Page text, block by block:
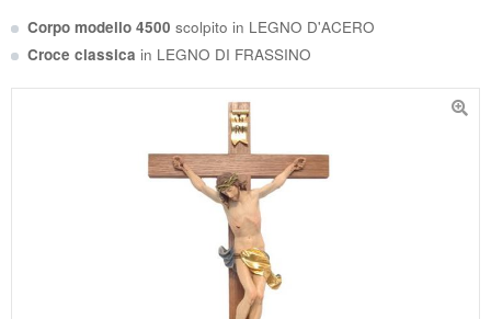
Corpo modello 4500 scolpito in LEGNO D'ACERO
Croce classica in LEGNO DI FRASSINO